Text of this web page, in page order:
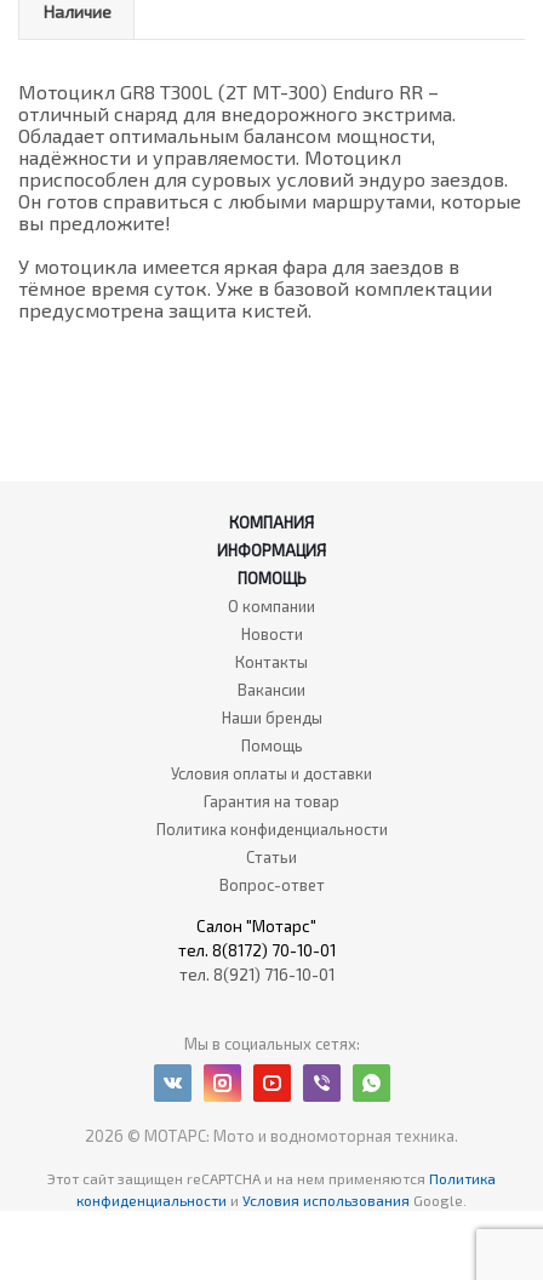
Наличие
Мотоцикл GR8 T300L (2T MT-300) Enduro RR –
отличный снаряд для внедорожного экстрима.
Обладает оптимальным балансом мощности,
надёжности и управляемости. Мотоцикл
приспособлен для суровых условий эндуро заездов.
Он готов справиться с любыми маршрутами, которые
вы предложите!
У мотоцикла имеется яркая фара для заездов в
тёмное время суток. Уже в базовой комплектации
предусмотрена защита кистей.
КОМПАНИЯ
ИНФОРМАЦИЯ
ПОМОЩЬ
О компании
Новости
Контакты
Вакансии
Наши бренды
Помощь
Условия оплаты и доставки
Гарантия на товар
Политика конфиденциальности
Статьи
Вопрос-ответ
Салон "Мотарс"
тел. 8(8172) 70-10-01
тел. 8(921) 716-10-01
Мы в социальных сетях:
2026 © МОТАРС: Мото и водномоторная техника.
Этот сайт защищен reCAPTCHA и на нем применяются Политика
конфиденциальности и Условия использования Google.